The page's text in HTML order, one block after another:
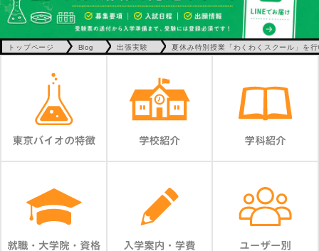
トップページ Blog 出張実験 夏休み特別授業「わくわくスクール」を